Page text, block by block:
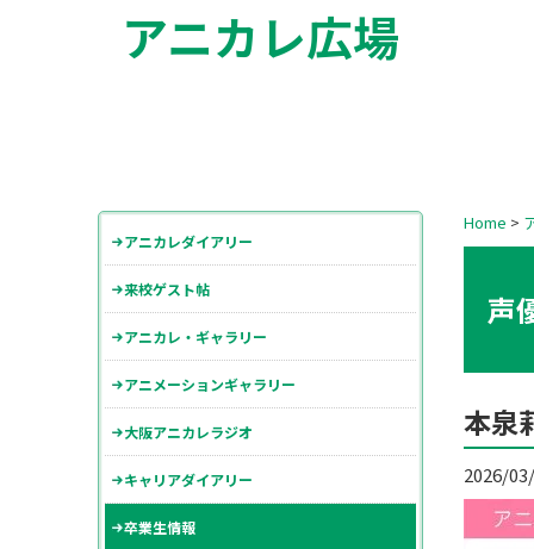
アニカレ広場
Home >
声
本泉
2026/
アニカレダイアリー
来校ゲスト帖
アニカレ・ギャラリー
アニメーションギャラリー
大阪アニカレラジオ
キャリアダイアリー
卒業生情報